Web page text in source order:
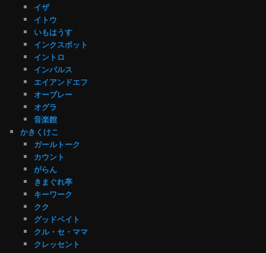
イザ
イトウ
いもはうす
インクスポット
イントロ
インパルス
エイアンドエフ
オーブレー
オグラ
音楽館
かきくけこ
ガールトーク
カウント
がらん
きまぐれ亭
キーワーク
クク
グッドベイト
クル・セ・ママ
クレッセント